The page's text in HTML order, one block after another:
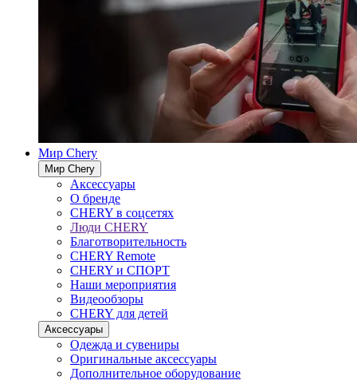
Мир Chery
Мир Chery
Аксессуары
О бренде
CHERY в соцсетях
Люди CHERY
Благотворительность
CHERY Remote
CHERY и СПОРТ
Наши мероприятия
Видеообзоры
CHERY для детей
Аксессуары
Одежда и сувениры
Оригинальные аксессуары
Дополнительное оборудование